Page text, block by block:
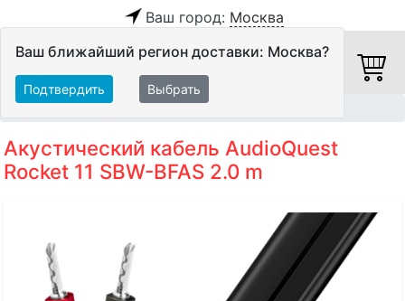
Ваш город: Москва
Ваш ближайший регион доставки: Москва?
Подтвердить Выбрать
Акустический кабель AudioQuest
Rocket 11 SBW-BFAS 2.0 m